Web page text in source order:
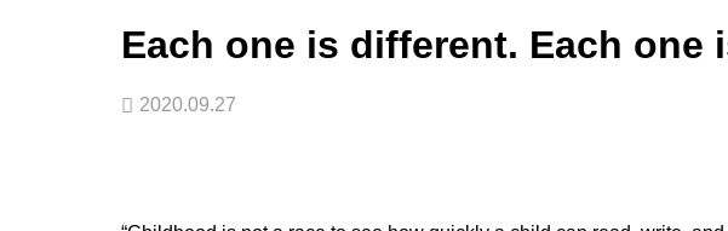
Each one is different. Each one
2020.09.27